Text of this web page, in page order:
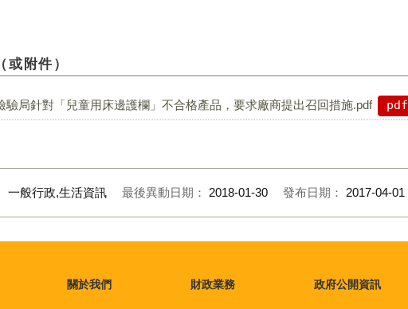
或附件）
驗局針對「兒童用床邊護欄」不合格產品，要求廠商提出召回措施.pdf pdf
一般行政,生活資訊 最後異動日期： 2018-01-30 發布日期： 2017-04-01
關於我們 財政業務 政府公開資訊